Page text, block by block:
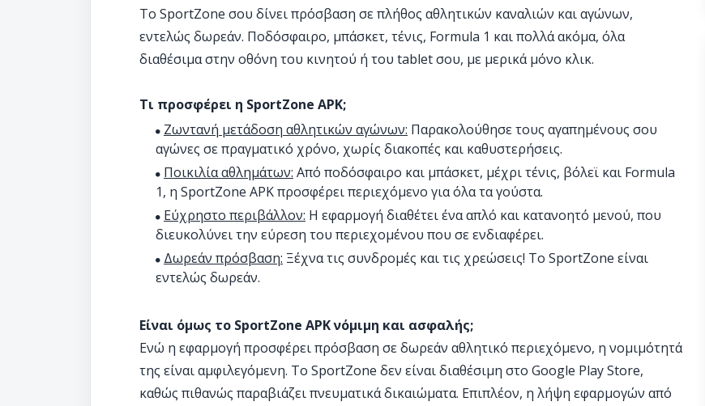
Το SportZone σου δίνει πρόσβαση σε πλήθος αθλητικών καναλιών και αγώνων,
εντελώς δωρεάν. Ποδόσφαιρο, μπάσκετ, τένις, Formula 1 και πολλά ακόμα, όλα
διαθέσιμα στην οθόνη του κινητού ή του tablet σου, με μερικά μόνο κλικ.
Τι προσφέρει η SportZone APK;
Ζωντανή μετάδοση αθλητικών αγώνων: Παρακολούθησε τους αγαπημένους σου
αγώνες σε πραγματικό χρόνο, χωρίς διακοπές και καθυστερήσεις.
Ποικιλία αθλημάτων: Από ποδόσφαιρο και μπάσκετ, μέχρι τένις, βόλεϊ και Formula
1, η SportZone APK προσφέρει περιεχόμενο για όλα τα γούστα.
Εύχρηστο περιβάλλον: Η εφαρμογή διαθέτει ένα απλό και κατανοητό μενού, που
διευκολύνει την εύρεση του περιεχομένου που σε ενδιαφέρει.
Δωρεάν πρόσβαση: Ξέχνα τις συνδρομές και τις χρεώσεις! Το SportZone είναι
εντελώς δωρεάν.
Είναι όμως το SportZone APK νόμιμη και ασφαλής;
Ενώ η εφαρμογή προσφέρει πρόσβαση σε δωρεάν αθλητικό περιεχόμενο, η νομιμότητά
της είναι αμφιλεγόμενη. Το SportZone δεν είναι διαθέσιμη στο Google Play Store,
καθώς πιθανώς παραβιάζει πνευματικά δικαιώματα. Επιπλέον, η λήψη εφαρμογών από